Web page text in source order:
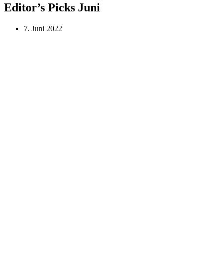
Editor’s Picks Juni
7. Juni 2022